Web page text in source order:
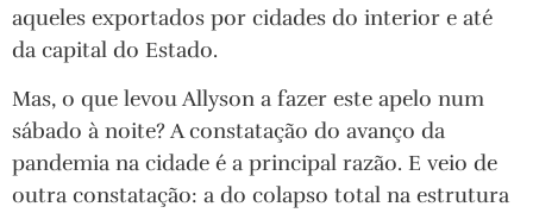
aqueles exportados por cidades do interior e até
da capital do Estado.
Mas, o que levou Allyson a fazer este apelo num
sábado à noite? A constatação do avanço da
pandemia na cidade é a principal razão. E veio de
outra constatação: a do colapso total na estrutura